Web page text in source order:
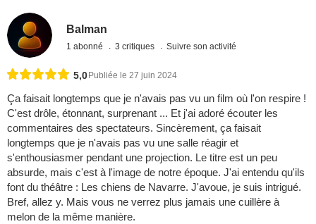
Balman
1 abonné 3 critiques Suivre son activité
5,0 Publiée le 27 juin 2024
Ça faisait longtemps que je n'avais pas vu un film où l'on respire !
C'est drôle, étonnant, surprenant ... Et j'ai adoré écouter les
commentaires des spectateurs. Sincèrement, ça faisait
longtemps que je n'avais pas vu une salle réagir et
s'enthousiasmer pendant une projection. Le titre est un peu
absurde, mais c'est à l'image de notre époque. J'ai entendu qu'ils
font du théâtre : Les chiens de Navarre. J'avoue, je suis intrigué.
Bref, allez y. Mais vous ne verrez plus jamais une cuillère à
melon de la même manière.